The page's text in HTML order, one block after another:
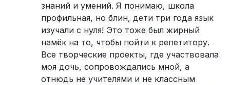
знаний и умений. Я понимаю, школа
профильная, но блин, дети три года язык
изучали с нуля! Это тоже был жирный
намёк на то, чтобы пойти к репетитору.
Все творческие проекты, где участвовала
моя дочь, сопровождались мной, а
отнюдь не учителями и не классным